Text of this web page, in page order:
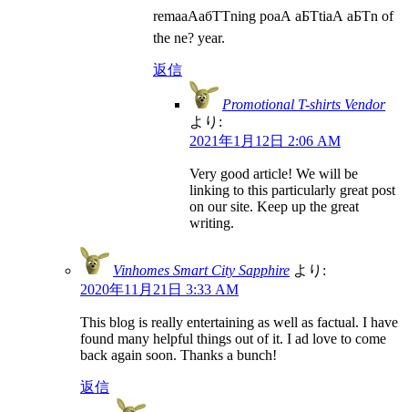
remaаАабТТning poаА аБТtiаА аБТn of
the ne? year.
返信
Promotional T-shirts Vendor
より:
2021年1月12日 2:06 AM
Very good article! We will be
linking to this particularly great post
on our site. Keep up the great
writing.
Vinhomes Smart City Sapphire より:
2020年11月21日 3:33 AM
This blog is really entertaining as well as factual. I have
found many helpful things out of it. I ad love to come
back again soon. Thanks a bunch!
返信